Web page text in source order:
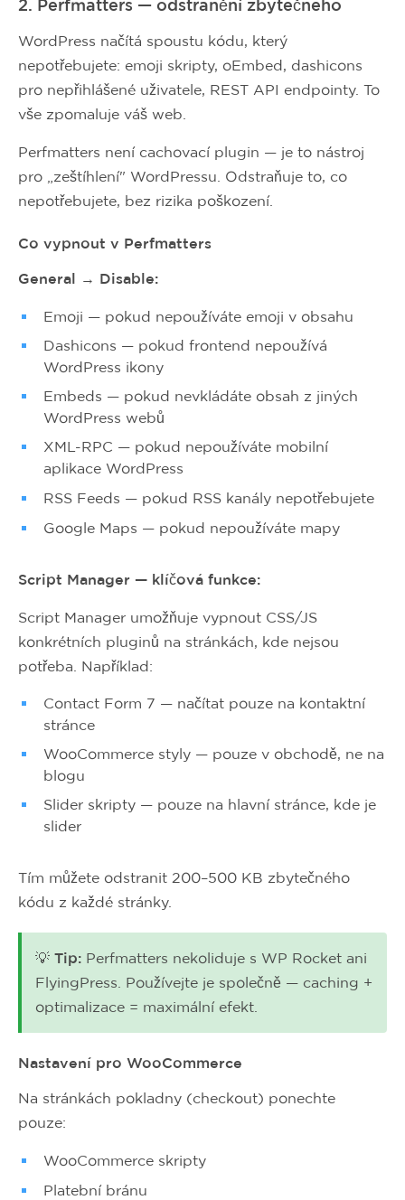
2. Perfmatters — odstranění zbytečného
WordPress načítá spoustu kódu, který
nepotřebujete: emoji skripty, oEmbed, dashicons
pro nepřihlášené uživatele, REST API endpointy. To
vše zpomaluje váš web.
Perfmatters není cachovací plugin — je to nástroj
pro „zeštíhlení" WordPressu. Odstraňuje to, co
nepotřebujete, bez rizika poškození.
Co vypnout v Perfmatters
General → Disable:
Emoji — pokud nepoužíváte emoji v obsahu
Dashicons — pokud frontend nepoužívá
WordPress ikony
Embeds — pokud nevkládáte obsah z jiných
WordPress webů
XML-RPC — pokud nepoužíváte mobilní
aplikace WordPress
RSS Feeds — pokud RSS kanály nepotřebujete
Google Maps — pokud nepoužíváte mapy
Script Manager — klíčová funkce:
Script Manager umožňuje vypnout CSS/JS
konkrétních pluginů na stránkách, kde nejsou
potřeba. Například:
Contact Form 7 — načítat pouze na kontaktní
stránce
WooCommerce styly — pouze v obchodě, ne na
blogu
Slider skripty — pouze na hlavní stránce, kde je
slider
Tím můžete odstranit 200–500 KB zbytečného
kódu z každé stránky.
💡 Tip: Perfmatters nekoliduje s WP Rocket ani
FlyingPress. Používejte je společně — caching +
optimalizace = maximální efekt.
Nastavení pro WooCommerce
Na stránkách pokladny (checkout) ponechte
pouze:
WooCommerce skripty
Platební bránu